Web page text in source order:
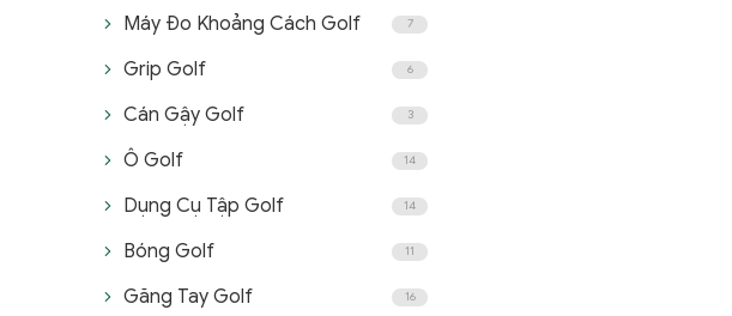
ĐẠI SỨ THƯƠNG HIỆUMáy Đo Khoảng Cách Golf 7
Grip Golf 6
Cán Gậy Golf 3
Ô Golf 14
Dụng Cụ Tập Golf 14
Bóng Golf 11
Găng Tay Golf 16